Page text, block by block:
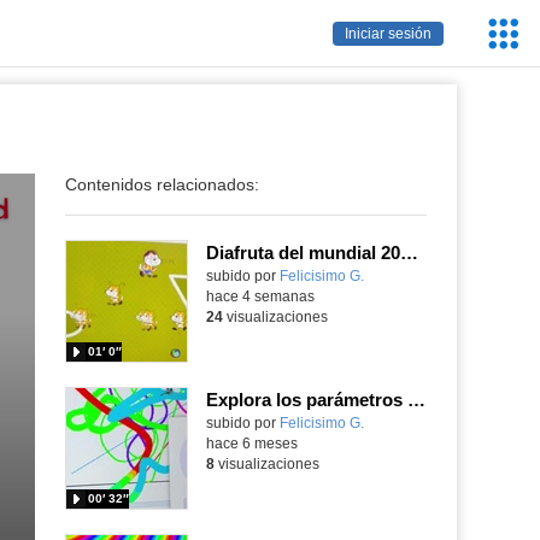
Iniciar sesión
Contenidos relacionados:
Diafruta del mundial 2026, programando con Scratch un juego de regates para el partido España contra Portugal
Contenido educativo.
subido por Felicisimo G.
01′ 0″
hace 4 semanas
24visualizaciones
Explora los parámetros y encuentra nuevas posibilidades de los bloques de dirección de Scratch
Contenido educativo.
subido por Felicisimo G.
00′ 32″
hace 6 meses
8visualizaciones